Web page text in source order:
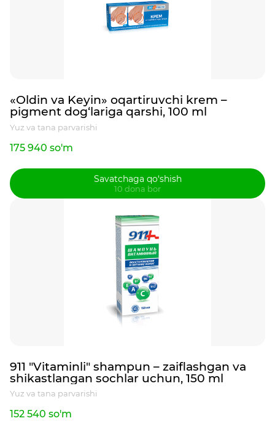
«Oldin va Keyin» oqartiruvchi krem –
pigment dog‘lariga qarshi, 100 ml
Yuz va tana parvarishi
175 940 so'm
Savatchaga qo‘shish
10 dona bor
911 "Vitaminli" shampun – zaiflashgan va
shikastlangan sochlar uchun, 150 ml
Yuz va tana parvarishi
152 540 so'm